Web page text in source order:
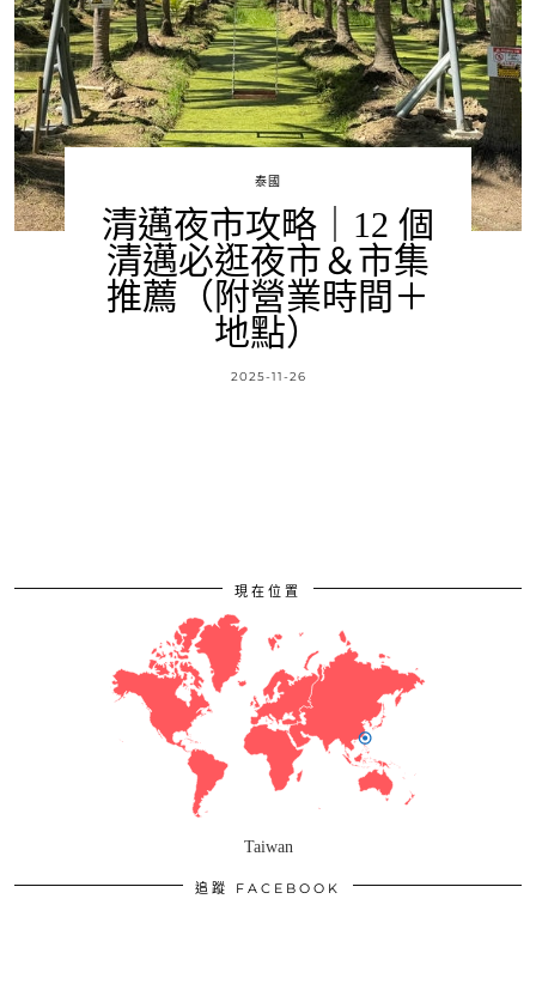
泰國
清邁夜市攻略｜12 個
清邁必逛夜市＆市集
推薦（附營業時間＋
地點）
2025-11-26
現在位置
Taiwan
追蹤 FACEBOOK